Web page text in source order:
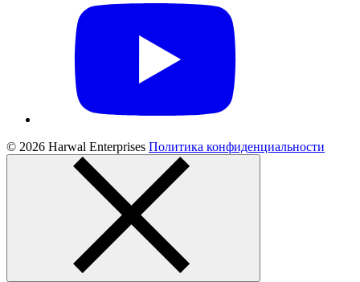
© 2026 Harwal Enterprises Политика конфиденциальности